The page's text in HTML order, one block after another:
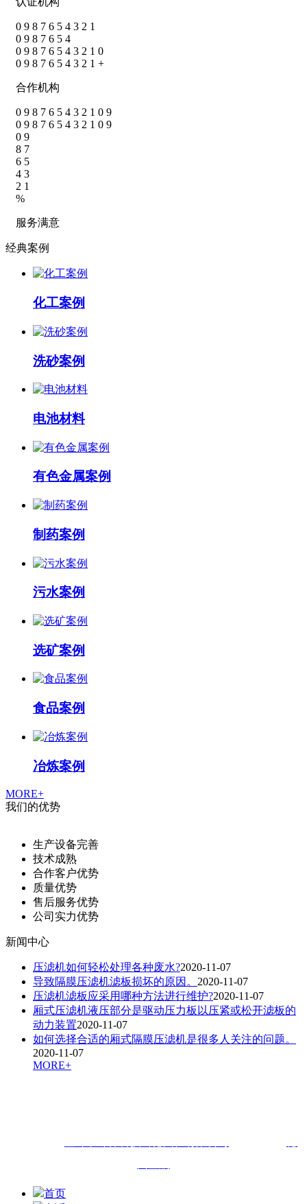
0 9 8 7 6 5 4 3 2 1
0 9 8 7 6 5 4
0 9 8 7 6 5 4 3 2 1 0
0 9 8 7 6 5 4 3 2 1 +
合作机构
0 9 8 7 6 5 4 3 2 1 0 9
0 9 8 7 6 5 4 3 2 1 0 9
0 9
8 7
6 5
4 3
2 1
%
服务满意
经典案例
化工案例
洗砂案例
电池材料
有色金属案例
制药案例
污水案例
选矿案例
食品案例
冶炼案例
MORE+
我们的优势
生产设备完善
技术成熟
合作客户优势
质量优势
售后服务优势
公司实力优势
新闻中心
压滤机如何轻松处理各种废水?2020-11-07
导致隔膜压滤机滤板损坏的原因。 2020-11-07
压滤机滤板应采用哪种方法进行维护?2020-11-07
厢式压滤机液压部分是驱动压力板以压紧或松开滤板的
动力装置2020-11-07
如何选择合适的厢式隔膜压滤机是很多人关注的问题。
2020-11-07
MORE+
首页